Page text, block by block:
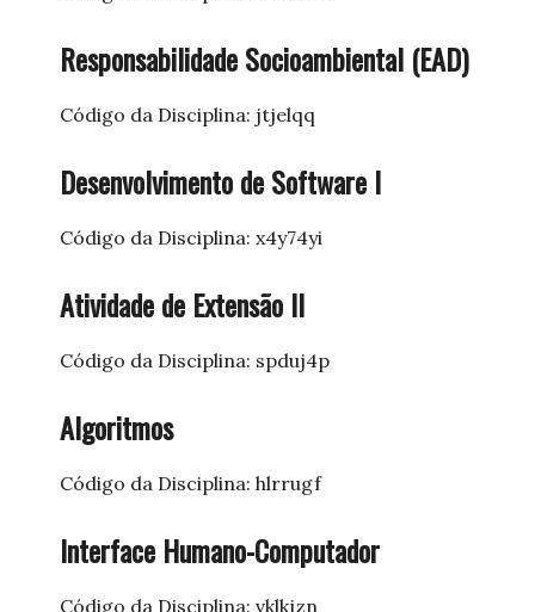
Responsabilidade Socioambiental (EAD)
Código da Disciplina: jtjelqq
Desenvolvimento de Software I
Código da Disciplina: x4y74yi
Atividade de Extensão II
Código da Disciplina: spduj4p
Algoritmos
Código da Disciplina: hlrrugf
Interface Humano-Computador
Código da Disciplina: vklkjzn